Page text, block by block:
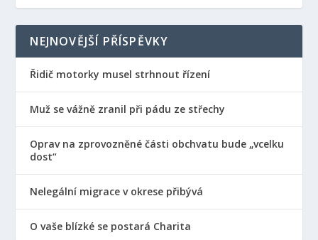
NEJNOVĚJŠÍ PŘÍSPĚVKY
Řidič motorky musel strhnout řízení
Muž se vážně zranil při pádu ze střechy
Oprav na zprovozněné části obchvatu bude „vcelku
dost“
Nelegální migrace v okrese přibývá
O vaše blízké se postará Charita